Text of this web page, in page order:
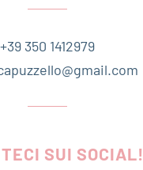
+39 350 1412979
SUI SOCIAL!